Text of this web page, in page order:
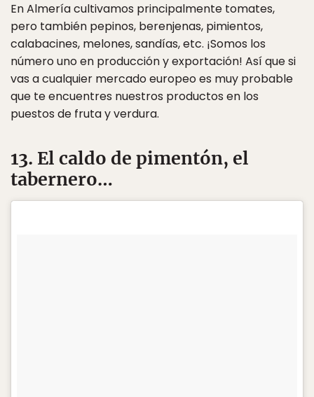
En Almería cultivamos principalmente tomates,
pero también pepinos, berenjenas, pimientos,
calabacines, melones, sandías, etc. ¡Somos los
número uno en producción y exportación! Así que si
vas a cualquier mercado europeo es muy probable
que te encuentres nuestros productos en los
puestos de fruta y verdura.
13. El caldo de pimentón, el
tabernero…